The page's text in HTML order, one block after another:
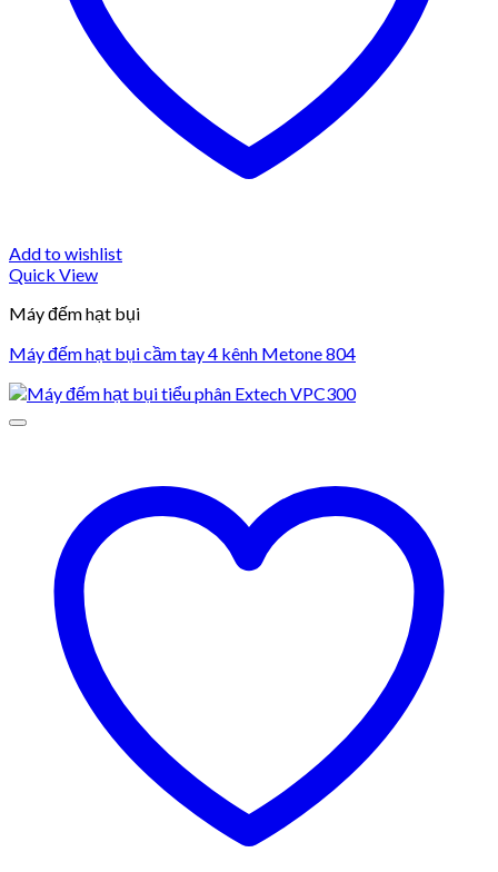
Add to wishlist
Quick View
Máy đếm hạt bụi
Máy đếm hạt bụi cầm tay 4 kênh Metone 804